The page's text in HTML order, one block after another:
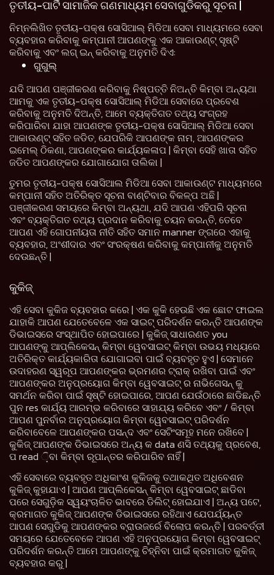
ତୃତୀୟ-ପାର୍ଟି ସାମାଜିକ ଗଣମାଧ୍ୟମ ସେବାଗୁଡିକରୁ ସୂଚନା |
ନିମ୍ନଲିଖିତ ତୃତୀୟ-ପକ୍ଷ ସୋସିଆଲ୍ ମିଡିଆ ସେବା ମାଧ୍ୟମରେ ସେବା
ବ୍ୟବହାର କରିବାକୁ କମ୍ପାନୀ ଆପଣଙ୍କୁ ଏକ ଆକାଉଣ୍ଟ୍ ସୃଷ୍ଟି
କରିବାକୁ ଏବଂ ଲଗ୍ ଇନ୍ କରିବାକୁ ଅନୁମତି ଦିଏ:
ଗୁଗୁଲ୍
ଯଦି ଆପଣ ପଞ୍ଜୀକରଣ କରିବାକୁ ନିଷ୍ପତ୍ତି ନିଅନ୍ତି କିମ୍ବା ଅନ୍ୟଥା
ଆମକୁ ଏକ ତୃତୀୟ-ପକ୍ଷ ସୋସିଆଲ୍ ମିଡିଆ ସେବାରେ ପ୍ରବେଶ
କରିବାକୁ ଅନୁମତି ଦିଅନ୍ତି, ଆମେ ବ୍ୟକ୍ତିଗତ ତଥ୍ୟ ସଂଗ୍ରହ
କରିପାରିବା ଯାହା ଆପଣଙ୍କ ତୃତୀୟ-ପକ୍ଷ ସୋସିଆଲ୍ ମିଡିଆ ସେବା
ଆକାଉଣ୍ଟ୍ ସହିତ ଜଡିତ, ଯେପରିକି ଆପଣଙ୍କ ନାମ, ଆପଣଙ୍କର
ଇମେଲ୍ ଠିକଣା, ଆପଣଙ୍କର କାର୍ଯ୍ୟକଳାପ | କିମ୍ବା ସେହି ଖାତା ସହିତ
ଜଡିତ ଆପଣଙ୍କର ଯୋଗାଯୋଗ ତାଲିକା |
ତୁମର ତୃତୀୟ-ପକ୍ଷ ସୋସିଆଲ ମିଡିଆ ସେବା ଆକାଉଣ୍ଟ ମାଧ୍ୟମରେ
କମ୍ପାନୀ ସହିତ ଅତିରିକ୍ତ ସୂଚନା ବାଣ୍ଟିବାର ବିକଳ୍ପ ଅଛି |
ପଞ୍ଜୀକରଣ ସମୟରେ କିମ୍ବା ଅନ୍ୟଥା, ଯଦି ଆପଣ ଏହିପରି ସୂଚନା
ଏବଂ ବ୍ୟକ୍ତିଗତ ତଥ୍ୟ ପ୍ରଦାନ କରିବାକୁ ଚୟନ କରନ୍ତି, ତେବେ
ଆପଣ ଏହି ଗୋପନୀୟତା ନୀତି ସହିତ ସମାନ manner ଙ୍ଗରେ ଏହାକୁ
ବ୍ୟବହାର, ଅଂଶୀଦାର ଏବଂ ସଂରକ୍ଷଣ କରିବାକୁ କମ୍ପାନୀକୁ ଅନୁମତି
ଦେଉଛନ୍ତି |
କୁକିଜ୍
ଏହି ସେବା କୁକିଜ ବ୍ୟବହାର କରେ | ଏକ କୁକି ହେଉଛି ଏକ ଛୋଟ ଫାଇଲ
ଯାହାକି ଆପଣ ଯେତେବେଳେ ଏକ ସାଇଟ୍ ପରିଦର୍ଶନ କରନ୍ତି ଆପଣଙ୍କ
ଡିଭାଇସରେ ସଂସ୍ଥାପିତ ହୋଇପାରେ | କୁକିଜ୍ ସାଧାରଣତ you
ଆପଣଙ୍କୁ ଆପ୍ଲିକେସନ୍ କିମ୍ବା ୱେବସାଇଟ୍ କିମ୍ବା ଉଭୟ ମଧ୍ୟରେ
ଅତିରିକ୍ତ କାର୍ଯ୍ୟକାରିତା ଯୋଗାଇବା ପାଇଁ ବ୍ୟବହୃତ ହୁଏ | ସେମାନେ
ଉଦାହରଣ ସ୍ୱରୂପ ଆପଣଙ୍କର ଭ୍ରମଣର ଟ୍ରାକ୍ ରଖିବା ପାଇଁ ଏବଂ
ଆପଣଙ୍କର ଅନୁପ୍ରୟୋଗ କିମ୍ବା ୱେବସାଇଟ୍ ର ନାଭିଗେସନ୍ କୁ
ସମର୍ଥନ କରିବା ପାଇଁ ସୃଷ୍ଟି ହୋଇପାରେ, ଆପଣ ଯେଉଁଠାରେ ଛାଡିଛନ୍ତି
ପୁନ res କାର୍ଯ୍ୟ ଆରମ୍ଭ କରିବାରେ ସାହାଯ୍ୟ କରିବେ ଏବଂ / କିମ୍ବା
ଆପଣ ପୁନର୍ବାର ଅନୁପ୍ରୟୋଗ କିମ୍ବା ୱେବସାଇଟ୍ ପରିଦର୍ଶନ
କରିବାବେଳେ ଆପଣଙ୍କର ପସନ୍ଦ ଏବଂ ସେଟିଂସମୂହ ମନେ ରଖିବେ |
କୁକିଜ୍ ଆପଣଙ୍କ ଡିଭାଇସରେ ଅନ୍ୟ କ data ଣସି ତଥ୍ୟକୁ ପ୍ରବେଶ,
ପ read ଼ିବା କିମ୍ବା ରୂପାନ୍ତର କରିପାରିବ ନାହିଁ |
ଏହି ସେବାରେ ବ୍ୟବହୃତ ଅଧିକାଂଶ କୁକିଜକୁ ତଥାକଥିତ ଅଧିବେଶନ
କୁକିଜ୍ କୁହାଯାଏ | ଆପଣ ଆପ୍ଲିକେସନ୍ କିମ୍ବା ୱେବସାଇଟ୍ ଛାଡିବା
ପରେ ସେଗୁଡ଼ିକ ସ୍ୱୟଂଚାଳିତ ଭାବରେ ଡିଲିଟ୍ ହୋଇଯାଏ | ଅନ୍ୟ ପଟେ,
କ୍ରମାଗତ କୁକିଜ୍ ଆପଣଙ୍କ ଡିଭାଇସରେ ରହିଥାଏ ଯେପର୍ଯ୍ୟନ୍ତ
ଆପଣ ସେଗୁଡିକୁ ଆପଣଙ୍କର ବ୍ରାଉଜର୍ରେ ବିଲୋପ କରନ୍ତି | ପରବର୍ତ୍ତୀ
ସମୟରେ ଯେତେବେଳେ ଆପଣ ଏହି ଅନୁପ୍ରୟୋଗ କିମ୍ବା ୱେବସାଇଟ୍
ପରିଦର୍ଶନ କରନ୍ତି ଆମେ ଆପଣଙ୍କୁ ଚିହ୍ନିବା ପାଇଁ କ୍ରମାଗତ କୁକିଜ୍
ବ୍ୟବହାର କରୁ |